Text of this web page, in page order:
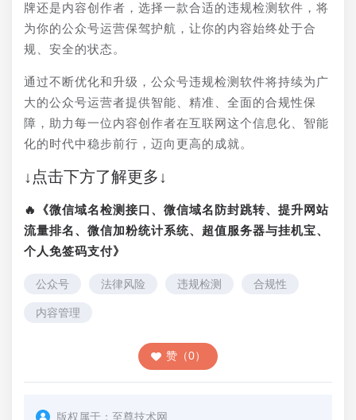
牌还是内容创作者，选择一款合适的违规检测软件，将
为你的公众号运营保驾护航，让你的内容始终处于合
规、安全的状态。
通过不断优化和升级，公众号违规检测软件将持续为广
大的公众号运营者提供智能、精准、全面的合规性保
障，助力每一位内容创作者在互联网这个信息化、智能
化的时代中稳步前行，迈向更高的成就。
↓点击下方了解更多↓
🔥《微信域名检测接口、微信域名防封跳转、提升网站
流量排名、微信加粉统计系统、超值服务器与挂机宝、
个人免签码支付》
公众号 法律风险 违规检测 合规性
内容管理
赞（0）
版权属于： 至尊技术网